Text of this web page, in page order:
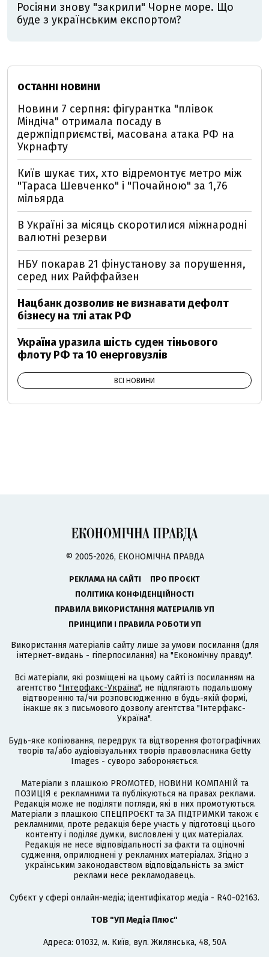
Росіяни знову "закрили" Чорне море. Що
буде з українським експортом?
ОСТАННІ НОВИНИ
Новини 7 серпня: фігурантка "плівок
Міндіча" отримала посаду в
держпідприємстві, масована атака РФ на
Укрнафту
Київ шукає тих, хто відремонтує метро між
"Тараса Шевченко" і "Почайною" за 1,76
мільярда
В Україні за місяць скоротилися міжнародні
валютні резерви
НБУ покарав 21 фінустанову за порушення,
серед них Райффайзен
Нацбанк дозволив не визнавати дефолт
бізнесу на тлі атак РФ
Україна уразила шість суден тіньового
флоту РФ та 10 енерговузлів
ВСІ НОВИНИ
© 2005-2026, ЕКОНОМІЧНА ПРАВДА
РЕКЛАМА НА САЙТІ
ПРО ПРОЄКТ
ПОЛІТИКА КОНФІДЕНЦІЙНОСТІ
ПРАВИЛА ВИКОРИСТАННЯ МАТЕРІАЛІВ УП
ПРИНЦИПИ І ПРАВИЛА РОБОТИ УП
Використання матеріалів сайту лише за умови посилання (для
інтернет-видань - гіперпосилання) на "Економічну правду".
Всі матеріали, які розміщені на цьому сайті із посиланням на
агентство "Інтерфакс-Україна", не підлягають подальшому
відтворенню та/чи розповсюдженню в будь-якій формі,
інакше як з письмового дозволу агентства "Інтерфакс-
Україна".
Будь-яке копіювання, передрук та відтворення фотографічних
творів та/або аудіовізуальних творів правовласника Getty
Images - суворо забороняється.
Матеріали з плашкою PROMOTED, НОВИНИ КОМПАНІЙ та
ПОЗИЦІЯ є рекламними та публікуються на правах реклами.
Редакція може не поділяти погляди, які в них промотуються.
Матеріали з плашкою СПЕЦПРОЄКТ та ЗА ПІДТРИМКИ також є
рекламними, проте редакція бере участь у підготовці цього
контенту і поділяє думки, висловлені у цих матеріалах.
Редакція не несе відповідальності за факти та оціночні
судження, оприлюднені у рекламних матеріалах. Згідно з
українським законодавством відповідальність за зміст
реклами несе рекламодавець.
Cубєкт у сфері онлайн-медіа; ідентифікатор медіа - R40-02163.
ТОВ "УП Медіа Плюс"
Адреса: 01032, м. Київ, вул. Жилянська, 48, 50А